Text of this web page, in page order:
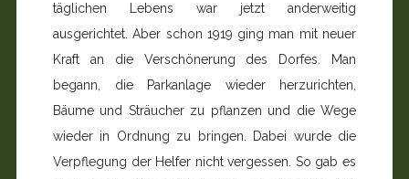
täglichen Lebens war jetzt anderweitig
ausgerichtet. Aber schon 1919 ging man mit neuer
Kraft an die Verschönerung des Dorfes. Man
begann, die Parkanlage wieder herzurichten,
Bäume und Sträucher zu pflanzen und die Wege
wieder in Ordnung zu bringen. Dabei wurde die
Verpflegung der Helfer nicht vergessen. So gab es